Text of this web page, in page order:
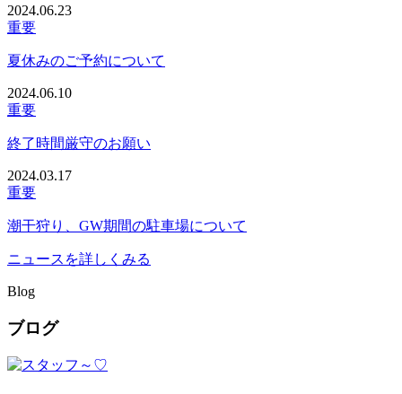
2024.06.23
重要
夏休みのご予約について
2024.06.10
重要
終了時間厳守のお願い
2024.03.17
重要
潮干狩り、GW期間の駐車場について
ニュースを詳しくみる
Blog
ブログ